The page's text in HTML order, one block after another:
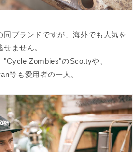
同ブランドですが、海外でも人気を
ません。
"Cycle Zombies"のScottyや、
等も愛用者の一人。